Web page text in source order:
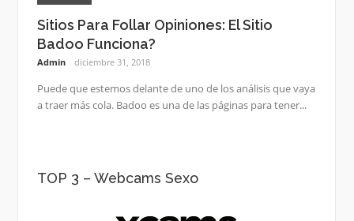
Sitios Para Follar Opiniones: El Sitio
Badoo Funciona?
Admin diciembre 31, 2018
Puede que estemos delante de uno de los análisis que vaya
a traer más cola. Badoo es una de las páginas para tener...
TOP 3 – Webcams Sexo